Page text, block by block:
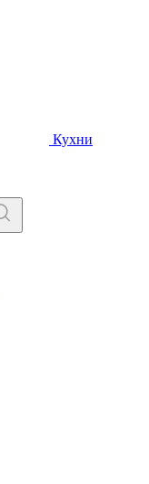
Кухни